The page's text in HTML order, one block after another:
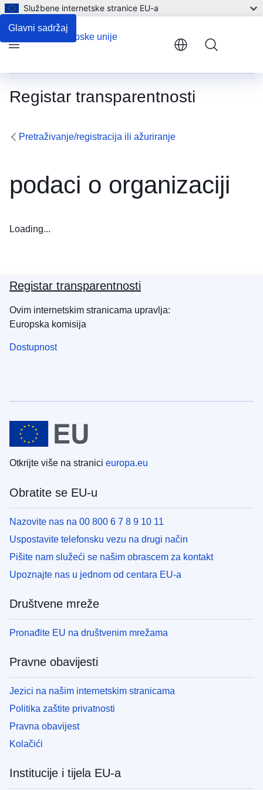
Glavni sadržaj
Službene internetske stranice EU-a
Registar transparentnosti
Pretraživanje/registracija ili ažuriranje
podaci o organizaciji
Loading...
Registar transparentnosti
Ovim internetskim stranicama upravlja:
Europska komisija
Dostupnost
Otkrijte više na stranici europa.eu
Obratite se EU-u
Nazovite nas na 00 800 6 7 8 9 10 11
Uspostavite telefonsku vezu na drugi način
Pišite nam služeći se našim obrascem za kontakt
Upoznajte nas u jednom od centara EU-a
Društvene mreže
Pronađite EU na društvenim mrežama
Pravne obavijesti
Jezici na našim internetskim stranicama
Politika zaštite privatnosti
Pravna obavijest
Kolačići
Institucije i tijela EU-a